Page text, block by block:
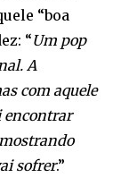
“boa
“Um pop
A
com aquele
encontrar
sofrer.”